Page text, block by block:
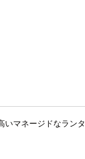
マネージドなラン